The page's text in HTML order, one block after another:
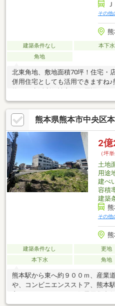
その他
建築条件なし 本下水
角地
北東角地、敷地面積70坪！住宅・
併用住宅としても活用できますね♪
利便性と落ち着いた暮らしを両立
考》・現況：月極駐車場契約中※1
です。・都市ガス：前面道路口径
軽量鉄骨造一棟（平成8年築）
熊本県熊本市中央区
2
（坪
土地
用途
建ぺ
容積
建築
その他
建築条件なし 更地
本下水
角地
熊本駅から東へ約９００ｍ、産業
や、コンビニエンスストア、熊本